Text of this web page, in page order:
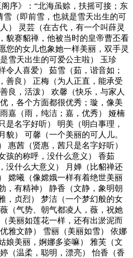
序》：“北海虽赊，扶摇可接；东
雪（即前雪，也就是雪天出生的可
） 灵芸（在古代，有一个叫薛灵
貌赛貂禅，他被当时的皇帝曹丕看
您的女儿也象她一样美丽，双手灵
雪天出生的可爱公主啦） 玉珍
令人喜爱） 茹雪（茹，谐音如；
善良） 正梅（为人正直，能承受
良，活泼） 欢馨（快乐，与家人
，各个方面都很优秀；璇，像美
嘉（雨，纯洁；嘉，优秀） 娅楠
是名字好听） 明美（明白事理，
貌） 可馨（一个美丽的可人儿。
惠茜（贤惠，茜只是名字好听）
孩的称呼，没什么意义） 香茹
没什么大意义） 月婵（比貂禅还
嫦曦（像嫦娥一样有着绝世美丽
，有精神） 静香（文静，象明朝
，贞烈） 梦洁（一个梦幻般的女
（气势、朝气都凌人，薇，祝她
美丽如莲花一样，还有出淤泥而
雅文静） 雪丽（美丽如雪） 依娜
娘美丽，婀娜多姿嘛） 雅芙（文
（温柔，聪明，漂亮） 怡香（香